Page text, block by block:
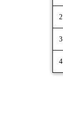
2
3
4